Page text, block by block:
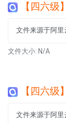
【四六级
文件来源于阿
文件大小: N/A
【四六级】
文件来源于阿